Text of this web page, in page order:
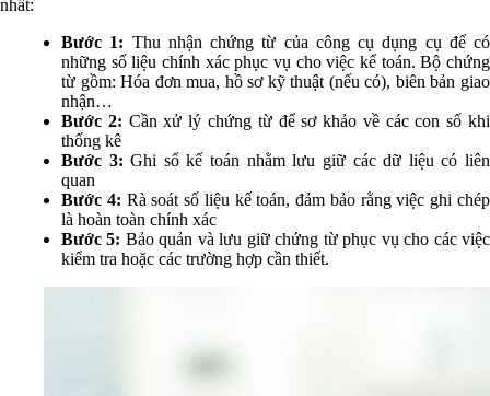
nhất:
Bước 1: Thu nhận chứng từ của công cụ dụng cụ để có
những số liệu chính xác phục vụ cho việc kế toán. Bộ chứng
từ gồm: Hóa đơn mua, hồ sơ kỹ thuật (nếu có), biên bản giao
nhận…
Bước 2: Cần xử lý chứng từ để sơ khảo về các con số khi
thống kê
Bước 3:Ghi sổ kế toán nhằm lưu giữ các dữ liệu có liên
quan
Bước 4: Rà soát số liệu kế toán, đảm bảo rằng việc ghi chép
là hoàn toàn chính xác
Bước 5: Bảo quản và lưu giữ chứng từ phục vụ cho các việc
kiểm tra hoặc các trường hợp cần thiết.